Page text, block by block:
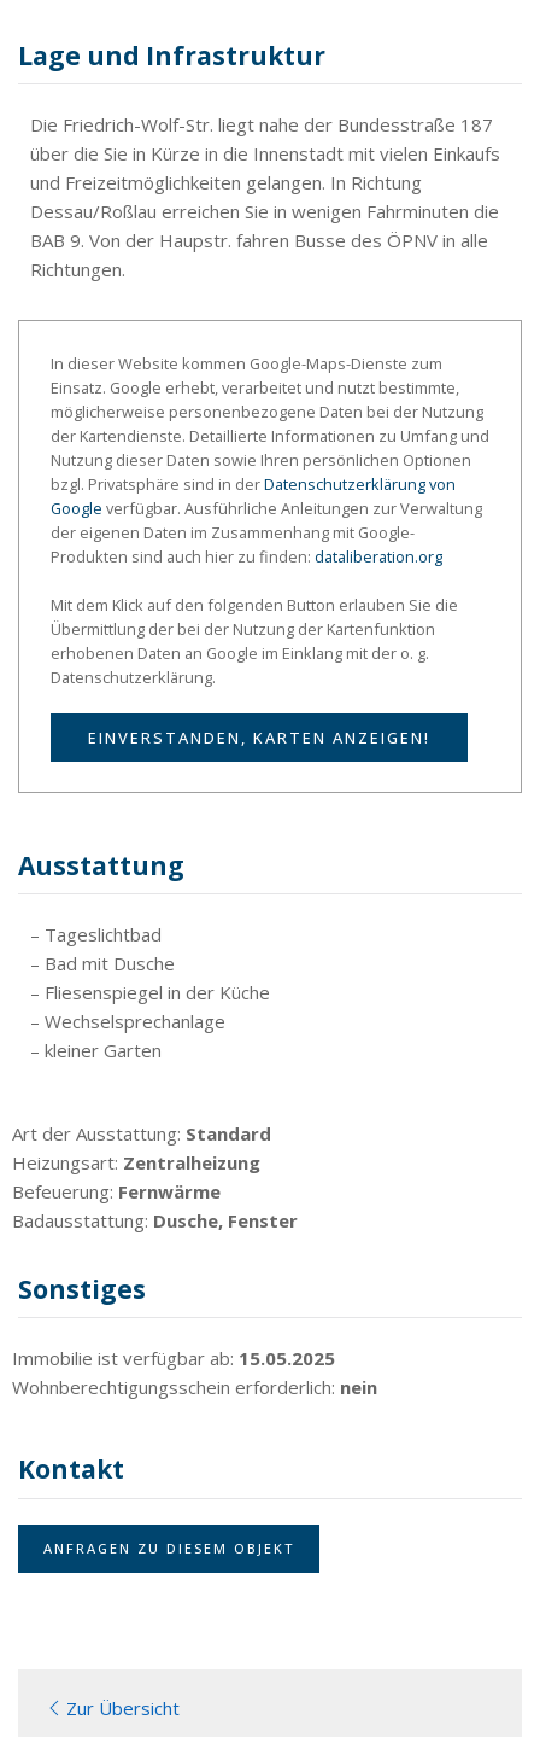
Lage und Infrastruktur
Die Friedrich-Wolf-Str. liegt nahe der Bundesstraße 187
über die Sie in Kürze in die Innenstadt mit vielen Einkaufs
und Freizeitmöglichkeiten gelangen. In Richtung
Dessau/Roßlau erreichen Sie in wenigen Fahrminuten die
BAB 9. Von der Haupstr. fahren Busse des ÖPNV in alle
Richtungen.
In dieser Website kommen Google-Maps-Dienste zum
Einsatz. Google erhebt, verarbeitet und nutzt bestimmte,
möglicherweise personenbezogene Daten bei der Nutzung
der Kartendienste. Detaillierte Informationen zu Umfang und
Nutzung dieser Daten sowie Ihren persönlichen Optionen
bzgl. Privatsphäre sind in derDatenschutzerklärung von
Google verfügbar. Ausführliche Anleitungen zur Verwaltung
der eigenen Daten im Zusammenhang mit Google-
Produkten sind auch hier zu finden: dataliberation.org
Mit dem Klick auf den folgenden Button erlauben Sie die
Übermittlung der bei der Nutzung der Kartenfunktion
erhobenen Daten an Google im Einklang mit der o. g.
Datenschutzerklärung.
EINVERSTANDEN, KARTEN ANZEIGEN!
Ausstattung
– Tageslichtbad
– Bad mit Dusche
– Fliesenspiegel in der Küche
– Wechselsprechanlage
– kleiner Garten
Art der Ausstattung: Standard
Heizungsart: Zentralheizung
Befeuerung: Fernwärme
Badausstattung: Dusche, Fenster
Sonstiges
Immobilie ist verfügbar ab: 15.05.2025
Wohnberechtigungsschein erforderlich: nein
Kontakt
ANFRAGEN ZU DIESEM OBJEKT
Zur Übersicht